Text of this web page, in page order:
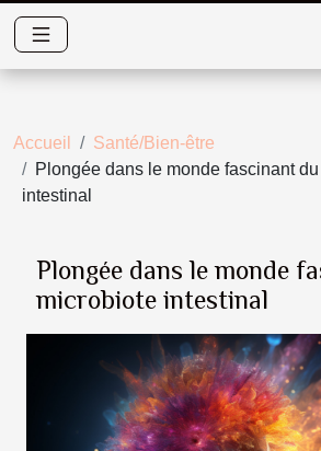
Accueil
Santé/Bien-être
Plongée dans le monde fascinant
intestinal
Plongée dans le monde
microbiote intestinal